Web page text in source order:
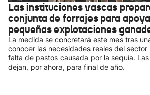
Las instituciones vascas
conjunta de forrajes para
pequeñas explotaciones
La medida se concretará este mes tras
conocer las necesidades reales del
falta de pastos causada por la sequía.
dejan, por ahora, para final de año.